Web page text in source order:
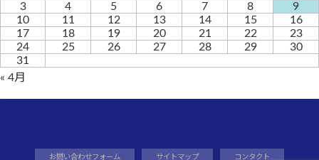
3
4 5 6 7 8
9
10
11 12 13 14 15
16
17
18 19 20 21 22
23
24
25 26 27 28 29
30
31
« 4月
お問い合わせフォーム サイトマップ コンタクト